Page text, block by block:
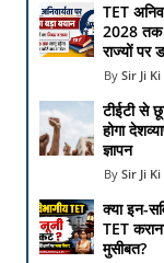
TET
2028 तक
राज्यों पर
Sir Ji
टीईटी से
होगा
ज्ञापन
Sir Ji
क्या इन-
TET
मुसीबत?